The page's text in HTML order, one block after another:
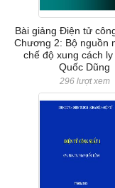
Bài giảng Điện tử
Chương 2: Bộ nguồn
chế độ xung cách ly
Quốc Dũng
296 lượt xem